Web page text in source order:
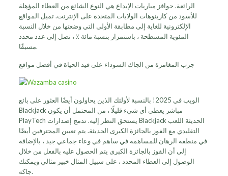
الرائعة. حوافز مباريات الإيداع هي النوع الشائع من العطاء المؤهلة
للأسود من كازينوهات الولايات المتحدة على الإنترنت. تميل المواقع
الإلكترونية للغاية إلى مطابقة الأولى التي وضعتها من خلال النسبة
المئوية المسطحة ، باستمرار بنسبة مائة ٪ ، تصل إلى عدد محدد
مسبقًا.
جرب المغامرة من الجاك السوداء على قيد الحياة في أفضل مواقع
الويب في 2025! بالنسبة لأولئك الذين يحاولون أيضًا العثور على بائع
Blackjack مباشر يعطي أي شيء قليلًا ، من المحتمل أن يكون
PlayTech يستحق النظر إليه. تدمج إصدارات Blackjack الحديثة اللعب
التقليدي مع الفوز بالجائزة الكبرى الحديثة. يتم تعيين المحترفين أيضًا
في منطقة الرهان للمساهمة في ساهم في وعاء جماعي جيد ، بالإضافة
إلى أن الفوز بالجائزة الكبرى يتم الحصول عليه بالفعل من خلال
الوصول إلى العطاء المحدد ، على سبيل المثال خبير مثالي ويمكنك
جاكه.